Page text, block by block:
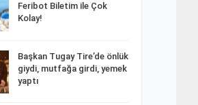
Feribot Biletim ile Çok
Kolay!
Başkan Tugay Tire’de önlük
giydi, mutfağa girdi, yemek
yaptı